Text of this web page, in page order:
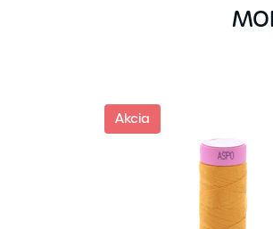
Akcia